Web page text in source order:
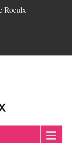
Roeulx